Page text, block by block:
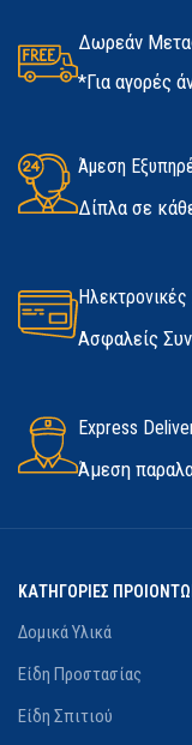
ΚΑΤΑΣΚΕΥΑΣΤΉΣ
ΔΙΑΘΕΣΙΜΌΤΗΤΑ
Δωρεάν
*Για αγορές
Άμεση
Δίπλα σε
Ασφαλείς
Express
Άμεση
ΚΑΤΗΓΟΡΙΕΣ
Δομικά Υλικά
Είδη Προστασίας
Είδη Σπιτιού